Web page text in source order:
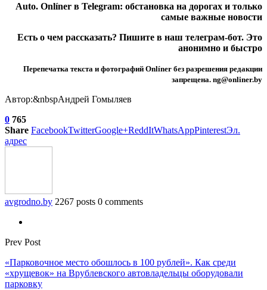
Auto. Onlíner в Telegram: обстановка на дорогах и только
самые важные новости
Есть о чем рассказать? Пишите в наш телеграм-бот. Это
анонимно и быстро
Перепечатка текста и фотографий Onlíner без разрешения редакции
запрещена. ng@onliner.by
Автор:&nbspАндрей Гомыляев
0 765
Share FacebookTwitterGoogle+ReddItWhatsAppPinterestЭл.
адрес
avgrodno.by 2267 posts 0 comments
Prev Post
«Парковочное место обошлось в 100 рублей». Как среди
«хрущевок» на Врублевского автовладельцы оборудовали
парковку